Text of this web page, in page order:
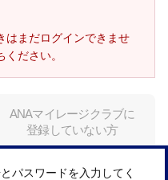
はまだログインできませ
ださい。
ANAマイレージクラブに
登録していない方
パスワードを入力してく